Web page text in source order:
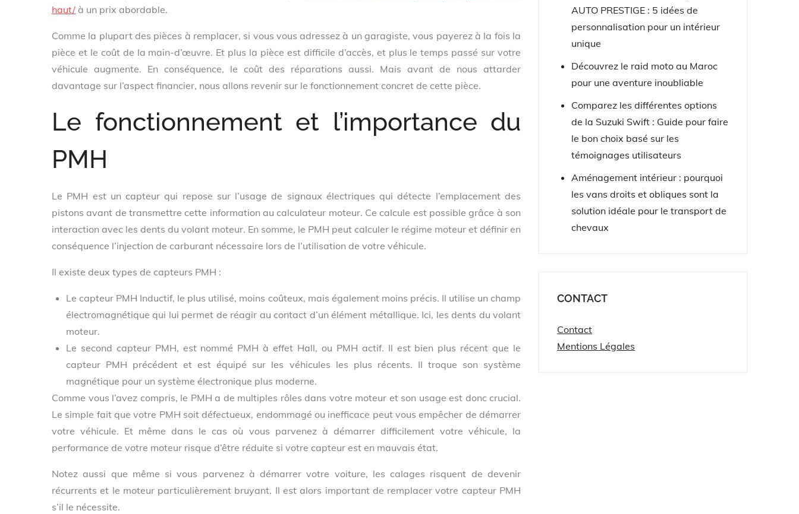
haut/ à un prix abordable.
Comme la plupart des pièces à remplacer, si vous vous adressez à un garagiste, vous payerez à la fois la
pièce et le coût de la main-d’œuvre. Et plus la pièce est difficile d’accès, et plus le temps passé sur votre
véhicule augmente. En conséquence, le coût des réparations aussi. Mais avant de nous attarder
davantage sur l’aspect financier, nous allons revenir sur le fonctionnement concret de cette pièce.
Le fonctionnement et l’importance du
PMH
Le PMH est un capteur qui repose sur l’usage de signaux électriques qui détecte l’emplacement des
pistons avant de transmettre cette information au calculateur moteur. Ce calcule est possible grâce à son
interaction avec les dents du volant moteur. En somme, le PMH peut calculer le régime moteur et définir en
conséquence l’injection de carburant nécessaire lors de l’utilisation de votre véhicule.
Il existe deux types de capteurs PMH :
Le capteur PMH Inductif, le plus utilisé, moins coûteux, mais également moins précis. Il utilise un champ
électromagnétique qui lui permet de réagir au contact d’un élément métallique. Ici, les dents du volant
moteur.
Le second capteur PMH, est nommé PMH à effet Hall, ou PMH actif. Il est bien plus récent que le
capteur PMH précédent et est équipé sur les véhicules les plus récents. Il troque son système
magnétique pour un système électronique plus moderne.
Comme vous l’avez compris, le PMH a de multiples rôles dans votre moteur et son usage est donc crucial.
Le simple fait que votre PMH soit défectueux, endommagé ou inefficace peut vous empêcher de démarrer
votre véhicule. Et même dans le cas où vous parvenez à démarrer difficilement votre véhicule, la
performance de votre moteur risque d’être réduite si votre capteur est en mauvais état.
Notez aussi que même si vous parvenez à démarrer votre voiture, les calages risquent de devenir
récurrents et le moteur particulièrement bruyant. Il est alors important de remplacer votre capteur PMH
s’il le nécessite.
AUTO PRESTIGE : 5 idées de
personnalisation pour un intérieur
unique
Découvrez le raid moto au Maroc
pour une aventure inoubliable
Comparez les différentes options
de la Suzuki Swift : Guide pour faire
le bon choix basé sur les
témoignages utilisateurs
Aménagement intérieur : pourquoi
les vans droits et obliques sont la
solution idéale pour le transport de
chevaux
CONTACT
Contact
Mentions Légales